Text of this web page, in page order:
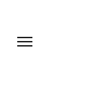
konten